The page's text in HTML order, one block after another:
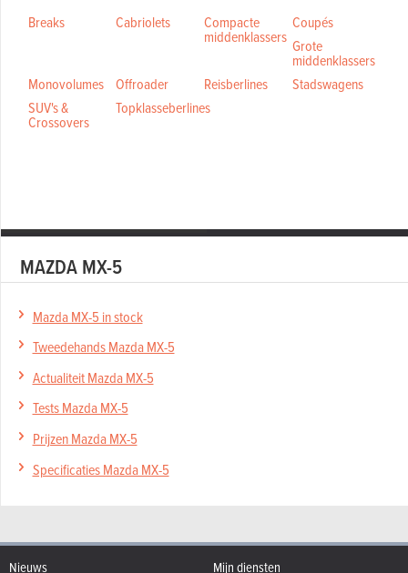
Breaks Cabriolets Compacte
middenklassers
Coupés
Grote
middenklassers
Monovolumes
Offroader Reisberlines
Stadswagens
SUV's &
Crossovers
Topklasseberlines
MAZDA MX-5
Mazda MX-5 in stock
Tweedehands Mazda MX-5
Actualiteit Mazda MX-5
Tests Mazda MX-5
Prijzen Mazda MX-5
Specificaties Mazda MX-5
Nieuws Mijn diensten